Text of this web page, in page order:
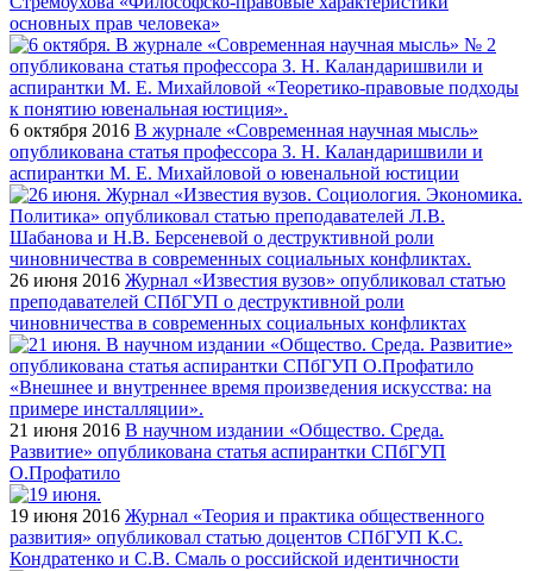
основных прав человека»
6 октября 2016 В журнале «Современная научная мысль»
опубликована статья профессора З. Н. Каландаришвили и
аспирантки М. Е. Михайловой о ювенальной юстиции
26 июня 2016 Журнал «Известия вузов» опубликовал статью
преподавателей СПбГУП о деструктивной роли
чиновничества в современных социальных конфликтах
21 июня 2016 В научном издании «Общество. Среда.
Развитие» опубликована статья аспирантки СПбГУП
О.Профатило
19 июня 2016 Журнал «Теория и практика общественного
развития» опубликовал статью доцентов СПбГУП К.С.
Кондратенко и С.В. Смаль о российской идентичности